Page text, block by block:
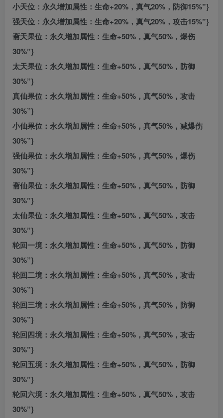
小天位：永久增加属性：生命+20%，真气20%，防御15%”}
强天位：永久增加属性：生命+20%，真气20%，攻击15%”}
斋天果位：永久增加属性：生命+50%，真气50%，爆伤
30%”}
太天果位：永久增加属性：生命+50%，真气50%，防御
30%”}
真仙果位：永久增加属性：生命+50%，真气50%，攻击
30%”}
小仙果位：永久增加属性：生命+50%，真气50%，减爆伤
30%”}
强仙果位：永久增加属性：生命+50%，真气50%，爆伤
30%”}
斋仙果位：永久增加属性：生命+50%，真气50%，防御
30%”}
太仙果位：永久增加属性：生命+50%，真气50%，攻击
30%”}
轮回一境：永久增加属性：生命+50%，真气50%，防御
30%”}
轮回二境：永久增加属性：生命+50%，真气50%，攻击
30%”}
轮回三境：永久增加属性：生命+50%，真气50%，防御
30%”}
轮回四境：永久增加属性：生命+50%，真气50%，攻击
30%”}
轮回五境：永久增加属性：生命+50%，真气50%，防御
30%”}
轮回六境：永久增加属性：生命+50%，真气50%，攻击
30%”}